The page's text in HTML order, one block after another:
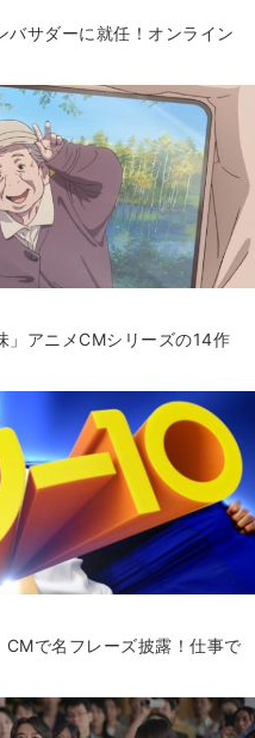
バサダーに就任！オンライン
」アニメCMシリーズの14作
で名フレーズ披露！仕事で